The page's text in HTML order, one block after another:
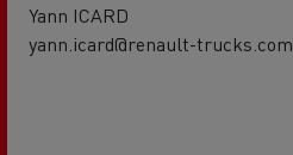
Yann ICARD
yann.icard@renault-trucks.com